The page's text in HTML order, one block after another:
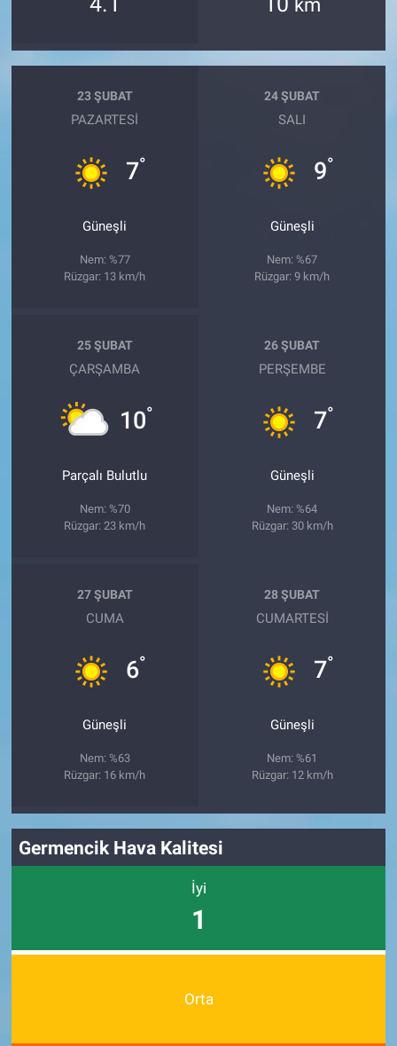
km
23 ŞUBAT
PAZARTESI
7°
Güneşli
Nem: %77
Rüzgar: 13 km/h
24 ŞUBAT
SALI
9°
Güneşli
Nem: %67
Rüzgar: 9 km/h
25 ŞUBAT
ÇARŞAMBA
10°
Parçalı Bulutlu
Nem: %70
Rüzgar: 23 km/h
26 ŞUBAT
PERŞEMBE
7°
Güneşli
Nem: %64
Rüzgar: 30 km/h
27 ŞUBAT
CUMA
6°
Güneşli
Nem: %63
Rüzgar: 16 km/h
28 ŞUBAT
CUMARTESI
7°
Güneşli
Nem: %61
Rüzgar: 12 km/h
Germencik Hava Kalitesi
İyi
1
Orta